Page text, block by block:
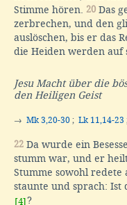
Stimme hören. 20 Das
zerbrechen, und den
auslöschen, bis er das
die Heiden werden auf
Jesu Macht über die
den Heiligen Geist
→ Mk 3,20-30 ; Lk 11,14-23
22 Da wurde ein
stumm war, und er
Stumme sowohl redete
staunte und sprach: Ist
[4]?